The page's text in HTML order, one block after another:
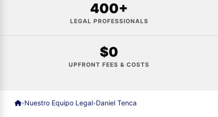
400+
LEGAL PROFESSIONALS
$0
UPFRONT FEES & COSTS
»Nuestro Equipo Legal»Daniel Tenca